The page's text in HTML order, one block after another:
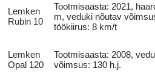
Lemken
Rubin 10
Tootmisaasta: 2021,
m, veduki nõutav
töökiirus: 8 km/t
Lemken
Opal 120
Tootmisaasta: 2008,
võimsus: 130 h.j.